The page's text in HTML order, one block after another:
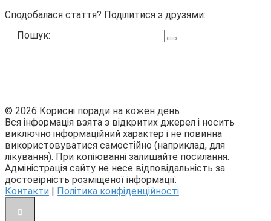
Сподобалася стаття? Поділитися з друзями:
Пошук:
© 2026 Корисні поради на кожен день
Вся інформація взята з відкритих джерел і носить
виключно інформаційний характер і не повинна
використовуватися самостійно (наприклад, для
лікування). При копіюванні залишайте посилання.
Адміністрація сайту не несе відповідальність за
достовірність розміщеної інформації.
Контакти | Політика конфіденційності